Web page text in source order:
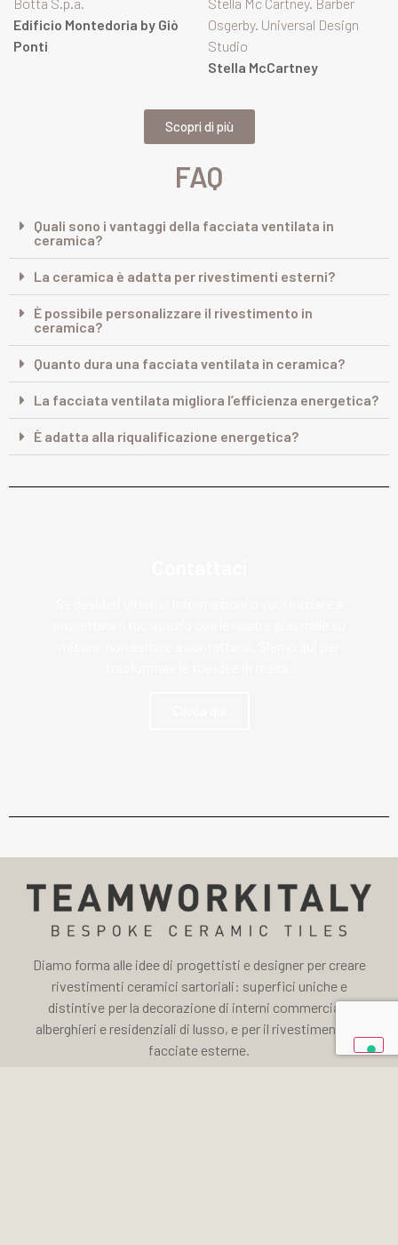
Edificio Montedoria by Giò
Ponti
Osgerby. Universal Design
Studio
Stella McCartney
Scopri di più
FAQ
Quali sono i vantaggi della facciata ventilata in
ceramica?
La ceramica è adatta per rivestimenti esterni?
È possibile personalizzare il rivestimento in
ceramica?
Quanto dura una facciata ventilata in ceramica?
La facciata ventilata migliora l’efficienza energetica?
È adatta alla riqualificazione energetica?
Diamo forma alle idee di progettisti e designer per creare
rivestimenti ceramici sartoriali: superfici uniche e
distintive per la decorazione di interni commerciali,
alberghieri e residenziali di lusso, e per il rivestimento di
facciate esterne.